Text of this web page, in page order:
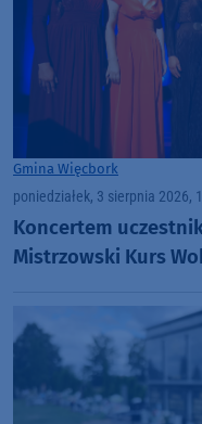
Gmina Więcbork
poniedziałek, 3 sierpnia 2026,
Koncertem
Mistrzowski Kurs